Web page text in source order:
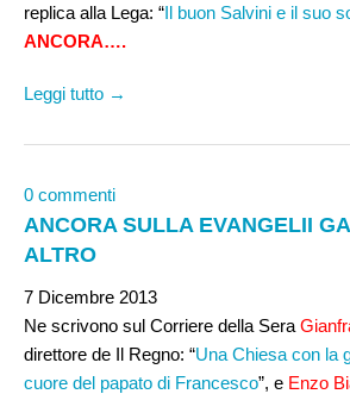
replica alla Lega: “Il buon Salvini e il suo
ANCORA….
Leggi tutto →
0 commenti
ANCORA SULLA EVANGELII
ALTRO
7 Dicembre 2013
Ne scrivono sul Corriere della Sera
direttore de Il Regno: “Una Chiesa con la
cuore del papato di Francesco”, e Enzo